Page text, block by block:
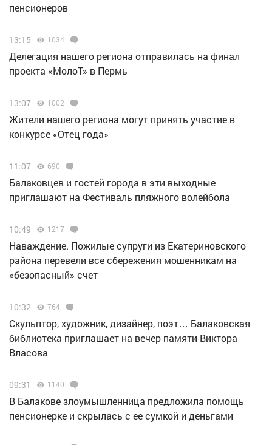
пенсионеров
13:15 1034
Делегация нашего региона отправилась на финал
проекта «МолоТ» в Пермь
13:07 1002
Жители нашего региона могут принять участие в
конкурсе «Отец года»
11:07 690
Балаковцев и гостей города в эти выходные
приглашают на Фестиваль пляжного волейбола
10:49 1217
Наваждение. Пожилые супруги из Екатериновского
района перевели все сбережения мошенникам на
«безопасный» счет
10:32 764
Скульптор, художник, дизайнер, поэт… Балаковская
библиотека приглашает на вечер памяти Виктора
Власова
09:31 1140
В Балакове злоумышленница предложила помощь
пенсионерке и скрылась с ее сумкой и деньгами